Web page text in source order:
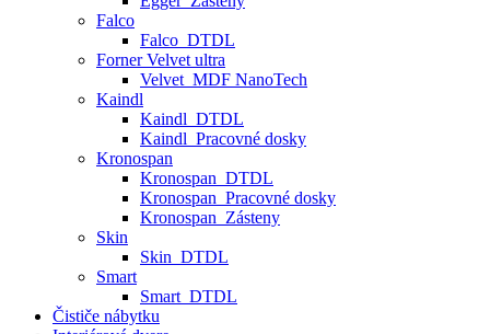
Falco
Falco_DTDL
Forner Velvet ultra
Velvet_MDF NanoTech
Kaindl
Kaindl_DTDL
Kaindl_Pracovné dosky
Kronospan
Kronospan_DTDL
Kronospan_Pracovné dosky
Kronospan_Zásteny
Skin
Skin_DTDL
Smart
Smart_DTDL
Čističe nábytku